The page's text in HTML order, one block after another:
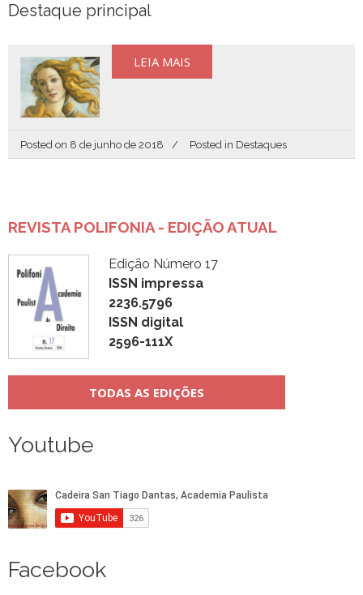
Destaque principal
LEIA MAIS
Posted on 8 de junho de 2018 Posted in Destaques
REVISTA POLIFONIA - EDIÇÃO ATUAL
Edição Número 17
ISSN impressa
2236.5796
ISSN digital
2596-111X
TODAS AS EDIÇÕES
Youtube
Facebook